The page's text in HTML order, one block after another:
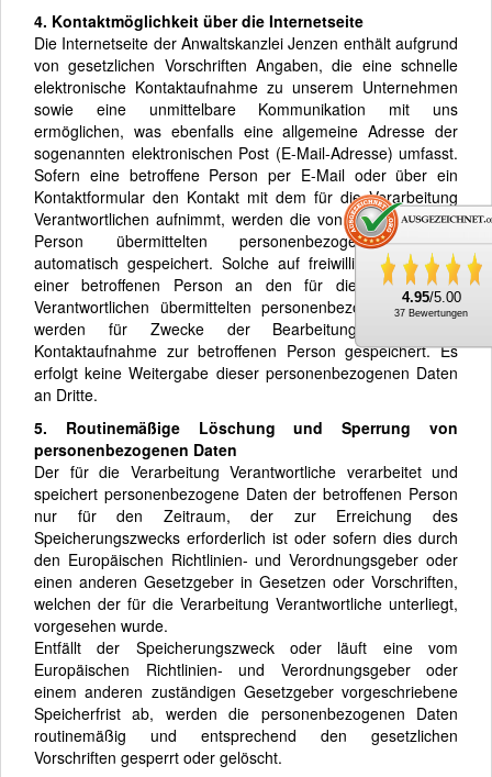
4. Kontaktmöglichkeit über die Internetseite
Die Internetseite der Anwaltskanzlei Jenzen enthält aufgrund
von gesetzlichen Vorschriften Angaben, die eine schnelle
elektronische Kontaktaufnahme zu unserem Unternehmen
sowie eine unmittelbare Kommunikation mit uns
ermöglichen, was ebenfalls eine allgemeine Adresse der
sogenannten elektronischen Post (E-Mail-Adresse) umfasst.
Sofern eine betroffene Person per E-Mail oder über ein
Kontaktformular den Kontakt mit dem für die Verarbeitung
Verantwortlichen aufnimmt, werden die von der betroffenen
Person übermittelten personenbezogenen Daten
automatisch gespeichert. Solche auf freiwilliger Basis von
einer betroffenen Person an den für die Verarbeitung
Verantwortlichen übermittelten personenbezogenen Daten
werden für Zwecke der Bearbeitung oder der
Kontaktaufnahme zur betroffenen Person gespeichert. Es
erfolgt keine Weitergabe dieser personenbezogenen Daten
an Dritte.
5. Routinemäßige Löschung und Sperrung von
personenbezogenen Daten
Der für die Verarbeitung Verantwortliche verarbeitet und
speichert personenbezogene Daten der betroffenen Person
nur für den Zeitraum, der zur Erreichung des
Speicherungszwecks erforderlich ist oder sofern dies durch
den Europäischen Richtlinien- und Verordnungsgeber oder
einen anderen Gesetzgeber in Gesetzen oder Vorschriften,
welchen der für die Verarbeitung Verantwortliche unterliegt,
vorgesehen wurde.
Entfällt der Speicherungszweck oder läuft eine vom
Europäischen Richtlinien- und Verordnungsgeber oder
einem anderen zuständigen Gesetzgeber vorgeschriebene
Speicherfrist ab, werden die personenbezogenen Daten
routinemäßig und entsprechend den gesetzlichen
Vorschriften gesperrt oder gelöscht.
4.95/5.00
37 Bewertungen